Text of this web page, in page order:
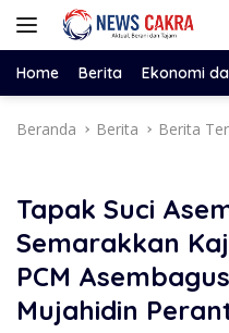
Langsung
Home Berita Ekonomi
Beranda Berita Berita
Tapak Suci
Semarakkan
PCM
Mujahidin